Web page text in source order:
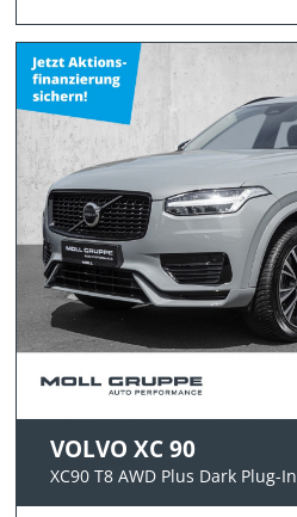
VOLVO XC 90
XC90 T8 AWD Plus Dark Plug-In